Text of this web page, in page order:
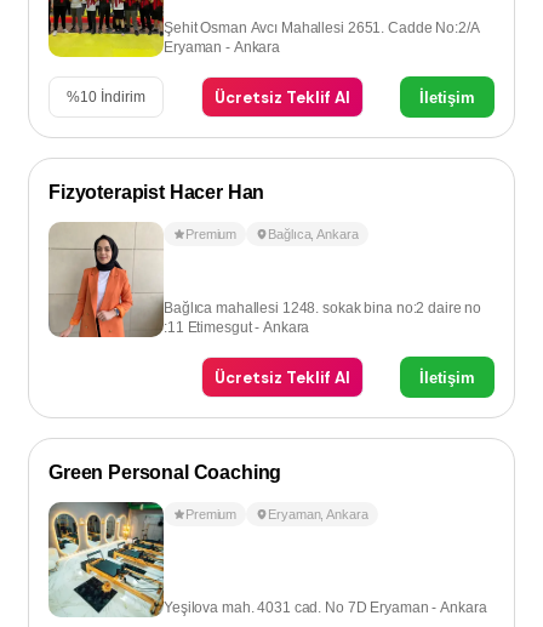
Şehit Osman Avcı Mahallesi 2651. Cadde No:2/A
Eryaman - Ankara
%10 İndirim Ücretsiz Teklif Al İletişim
Fizyoterapist Hacer Han
Premium Bağlıca,Ankara
Bağlıca mahallesi 1248. sokak bina no:2 daire no
:11 Etimesgut - Ankara
Ücretsiz Teklif Al İletişim
Green Personal Coaching
Premium Eryaman,Ankara
Yeşilova mah. 4031 cad. No 7D Eryaman - Ankara